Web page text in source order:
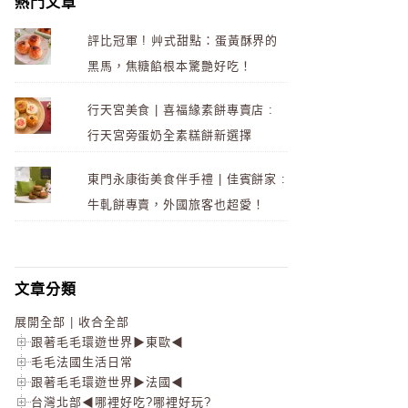
評比冠軍 ! 艸式甜點：蛋黃酥界的
黑馬，焦糖餡根本驚艷好吃！
行天宮美食 | 喜福緣素餅專賣店 :
行天宮旁蛋奶全素糕餅新選擇
東門永康街美食伴手禮 | 佳賓餅家 :
牛軋餅專賣，外國旅客也超愛！
文章分類
展開全部
收合全部
跟著毛毛環遊世界▶東歐◀
毛毛法國生活日常
跟著毛毛環遊世界▶法國◀
台灣北部◀哪裡好吃?哪裡好玩?